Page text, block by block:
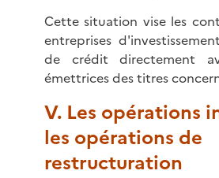
Cette situation vise les
entreprises
de crédit directement
émettrices des titres
V. Les opérations
les opérations de
restructuration